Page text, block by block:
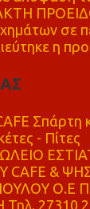
σε
η
- Πίτες
CAFE &
Ο.Ε
Τηλ. 27310